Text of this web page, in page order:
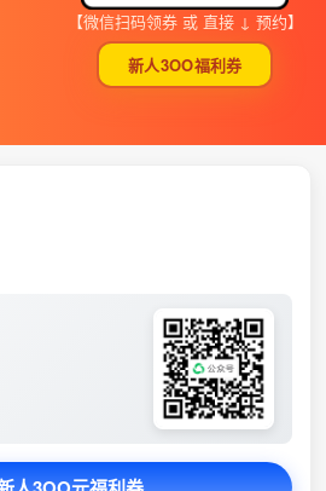
【微信扫码领券 或 直接 ↓ 预约】
新人3OO福利券